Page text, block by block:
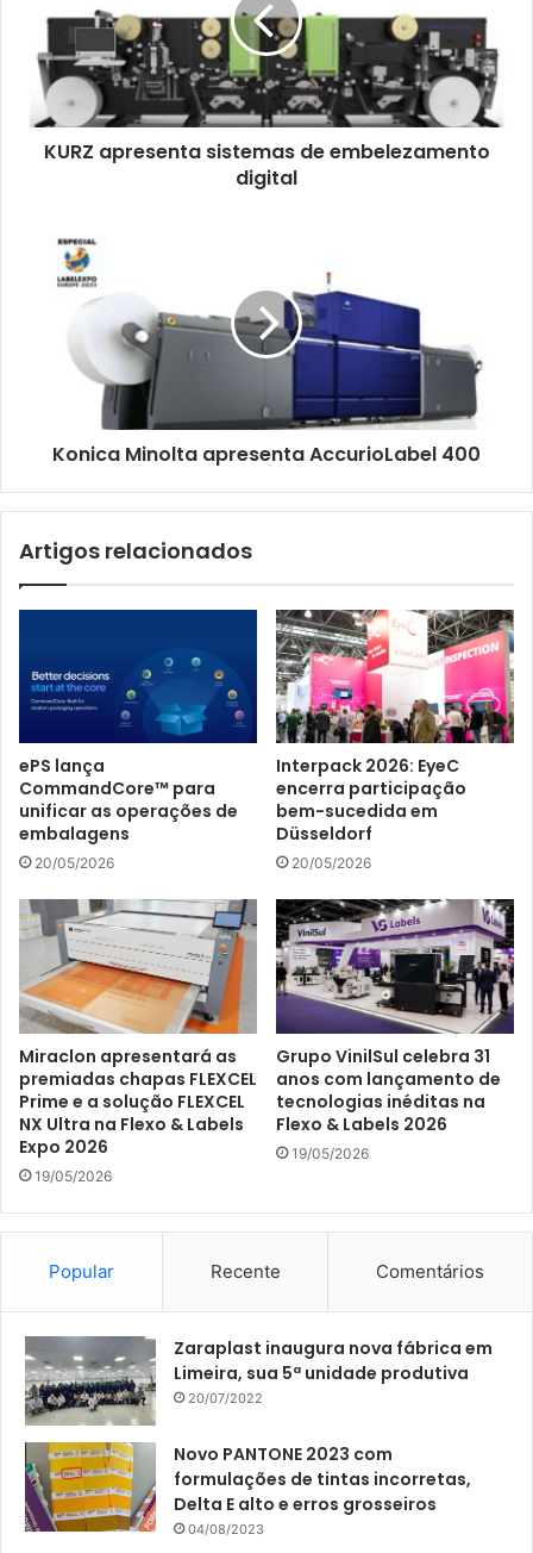
embelezamento
digital
KURZ apresenta sistemas de embelezamento
digital
Minolta
apresenta
AccurioLabel
Konica Minolta apresenta AccurioLabel 400
Artigos relacionados
ePS lança
CommandCore™ para
unificar as operações de
embalagens
20/05/2026
Interpack 2026: EyeC
encerra participação
bem-sucedida em
Düsseldorf
20/05/2026
Miraclon apresentará as
premiadas chapas FLEXCEL
Prime e a solução FLEXCEL
NX Ultra na Flexo & Labels
Expo 2026
19/05/2026
Grupo VinilSul celebra 31
anos com lançamento de
tecnologias inéditas na
Flexo & Labels 2026
19/05/2026
Popular Recente Comentários
Zaraplast inaugura nova fábrica em
Limeira, sua 5ª unidade produtiva
20/07/2022
Novo PANTONE 2023 com
formulações de tintas incorretas,
Delta E alto e erros grosseiros
04/08/2023